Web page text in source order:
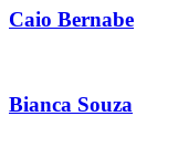
Caio Bernabe
Bianca Souza